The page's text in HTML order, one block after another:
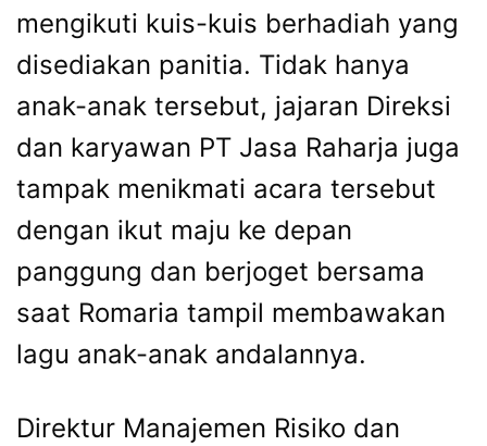
mengikuti kuis-kuis berhadiah yang
disediakan panitia. Tidak hanya
anak-anak tersebut, jajaran Direksi
dan karyawan PT Jasa Raharja juga
tampak menikmati acara tersebut
dengan ikut maju ke depan
panggung dan berjoget bersama
saat Romaria tampil membawakan
lagu anak-anak andalannya.
Direktur Manajemen Risiko dan